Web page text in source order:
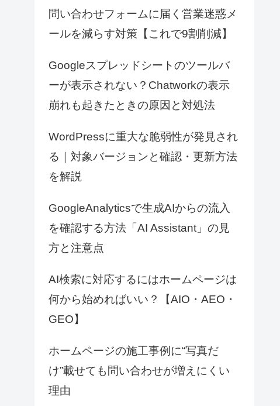
問い合わせフォームに届く営業迷惑メ
ールを減らす対策【これで9割削減】
Googleスプレッドシートのツールバ
ーが表示されない？Chatworkの表示
崩れも起きたときの原因と対処法
WordPressに重大な脆弱性が発見され
る｜対象バージョンと確認・更新方法
を解説
GoogleAnalyticsで生成AIからの流入
を確認する方法「AI Assistant」の見
方と注意点
AI検索に対応するにはホームページは
何から始めればいい？【AIO・AEO・
GEO】
ホームページの施工事例に“写真だ
け”載せても問い合わせが増えにくい
理由